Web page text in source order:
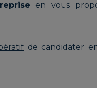
en vous
de candidater